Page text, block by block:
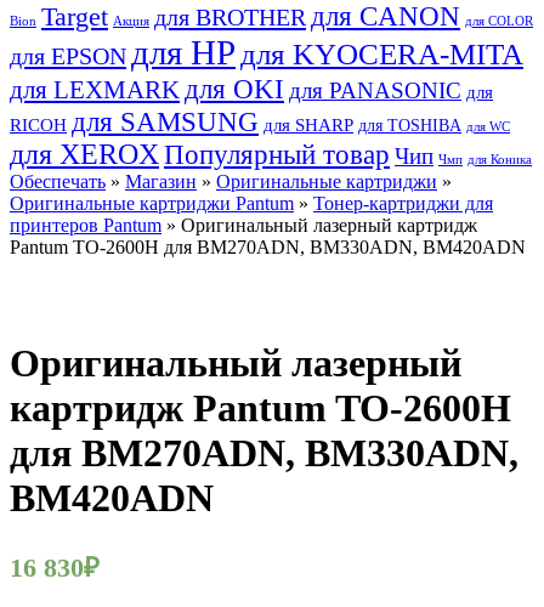
Bion Target Акция для BROTHER для CANON для COLOR
для EPSON для HP для KYOCERA-MITA
для LEXMARK для OKI для PANASONIC для
RICOH для SAMSUNG для SHARP для TOSHIBA для WC
для XEROX Популярный товар Чип Чмп для Коника
Обеспечать » Магазин » Оригинальные картриджи »
Оригинальные картриджи Pantum » Тонер-картриджи для
принтеров Pantum » Оригинальный лазерный картридж
Pantum TO-2600H для BM270ADN, BM330ADN, BM420ADN
Оригинальный лазерный
картридж Pantum TO-2600H
для BM270ADN, BM330ADN,
BM420ADN
16 830₽